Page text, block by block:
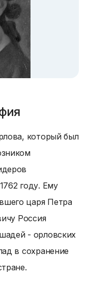
который был
году. Ему
царя Петра
Россия
- орловских
в сохранение